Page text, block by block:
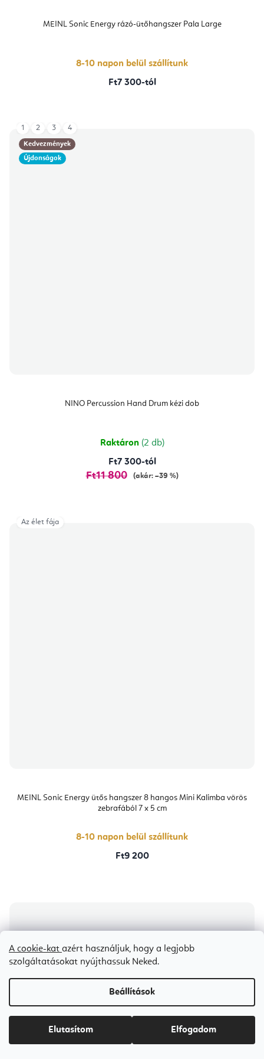
A cookie-kat azért használjuk, hogy a legjobb
szolgáltatásokat nyújthassuk Neked.
Beállítások
Elutasítom Elfogadom
MEINL Sonic Energy rázó-ütőhangszer Pala Large
8-10 napon belül szállítunk
Ft7 300-tól
Kedvezmények
Újdonságok
NINO Percussion Hand Drum kézi dob
Raktáron (2 db)
Ft7 300-tól
Ft11 800 (akár: –39 %)
1 2 3 4
MEINL Sonic Energy ütős hangszer 8 hangos Mini Kalimba vörös
zebrafából 7 x 5 cm
8-10 napon belül szállítunk
Ft9 200
Az élet fája